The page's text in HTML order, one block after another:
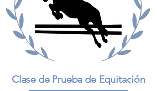
Clase de Prueba de Equitación